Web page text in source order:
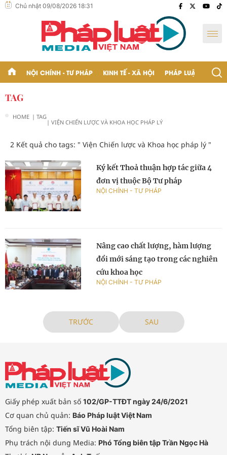
Chủ nhật 09/08/2026 18:31
NỘI CHÍNH - TƯ PHÁP KINH TẾ - XÃ HỘI PHÁP LUẬT - BẠN
TAG
HOME | TAG
| VIỆN CHIẾN LƯỢC VÀ KHOA HỌC PHÁP LÝ
2 Kết quả cho tags: " Viện Chiến lược và Khoa học pháp lý "
Ký kết Thoả thuận hợp tác giữa 4
đơn vị thuộc Bộ Tư pháp
NỘI CHÍNH - TƯ PHÁP
Nâng cao chất lượng, hàm lượng
đổi mới sáng tạo trong các nghiên
cứu khoa học
NỘI CHÍNH - TƯ PHÁP
TRƯỚC SAU
Giấy phép xuất bản số 102/GP-TTĐT ngày 24/6/2021
Cơ quan chủ quản: Báo Pháp luật Việt Nam
Tổng biên tập: Tiến sĩ Vũ Hoài Nam
Phụ trách nội dung Media: Phó Tổng biên tập Trần Ngọc Hà